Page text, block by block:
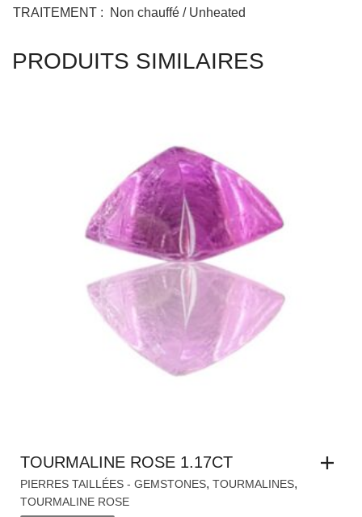
PIERRES TAILLÉES - GEMSTONES,TOURMALINES
TOURMALINE ROSE
DEMANDER UN TARIF